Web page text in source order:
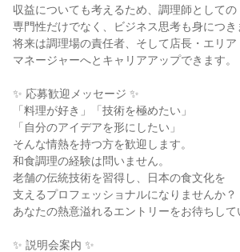
収益についても考えるため、調理師としての
専門性だけでなく、ビジネス思考も身につき
将来は調理場の責任者、そして店長・エリア
マネージャーへとキャリアアップできます。
✨ 応募歓迎メッセージ ✨
「料理が好き」「技術を極めたい」
「自分のアイデアを形にしたい」
そんな情熱を持つ方を歓迎します。
和食調理の経験は問いません。
老舗の伝統技術を習得し、日本の食文化を
支えるプロフェッショナルになりませんか？
あなたの熱意溢れるエントリーをお待ちして
✨ 説明会案内 ✨